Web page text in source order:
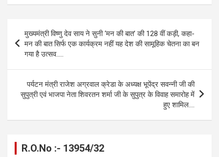
ce
b
o
o
k
se
n
g
er
at
A
p
e
gr
a
ail py
Li
n
ar
e
navigation
मुख्यमंत्री विष्णु देव साय ने सुनी ‘मन की बात’ की 128 वीं कड़ी, कहा-
मन की बात सिर्फ एक कार्यक्रम नहीं यह देश की सामूहिक चेतना का बन
गया है उत्सव…..
पर्यटन मंत्री राजेश अग्रवाल क्रेडा के अध्यक्ष भूपेंद्र सवन्नी जी की
सुपुत्री एवं भाजपा नेता शिवरतन शर्मा जी के सुपुत्र के विवाह समारोह में
हुए शामिल….
R.O.No :- 13954/32